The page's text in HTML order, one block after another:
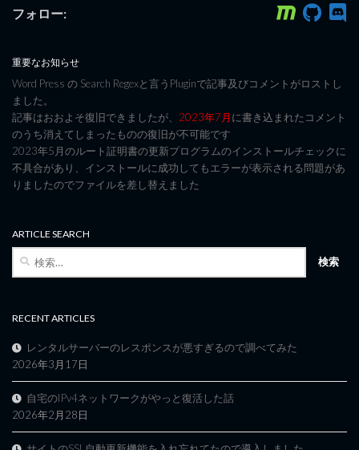
フォロー:
重要なお知らせ
Word Press の Search Regexと言うPluginで記事及びコメントがロストし
ました。
記事はおおよそ復旧できましたが、 2023年7月に書き込まれたコメント
のうち消えてしまったものの復旧が不可能です
2023年5月のルート証明書の更新プログラムのインストールチェックに
不具合があり、インストールに成功してもエラーが表示される問題があ
りましたのでファイルを差し替えました
ARTICLE SEARCH
RECENT ARTICLES
レンタルサーバーのレスポンスが悪すぎるので調べてみた
2026年3月17日
自宅のIPv4ネットワークがやっと復活した話
2026年2月28日